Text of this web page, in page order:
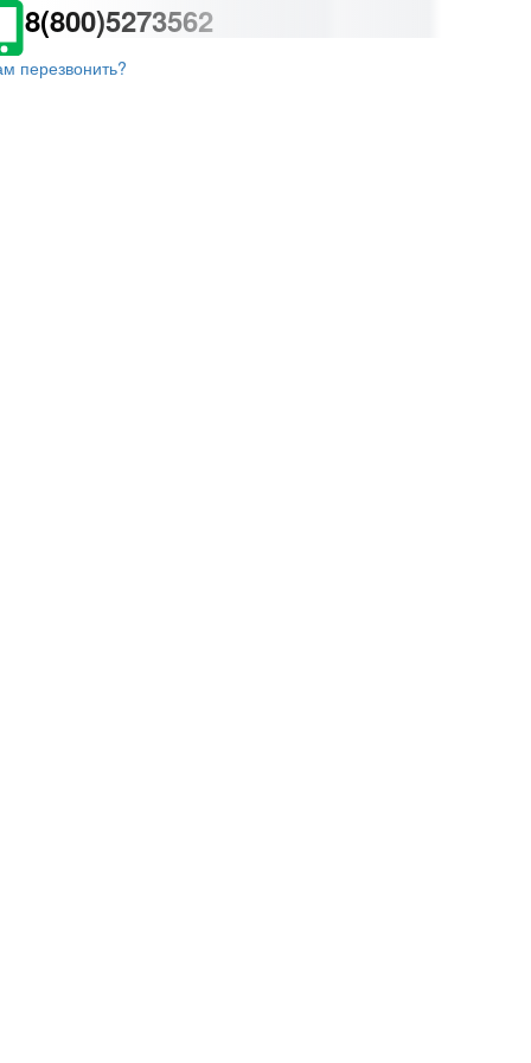
8(800)5273562
перезвонить?